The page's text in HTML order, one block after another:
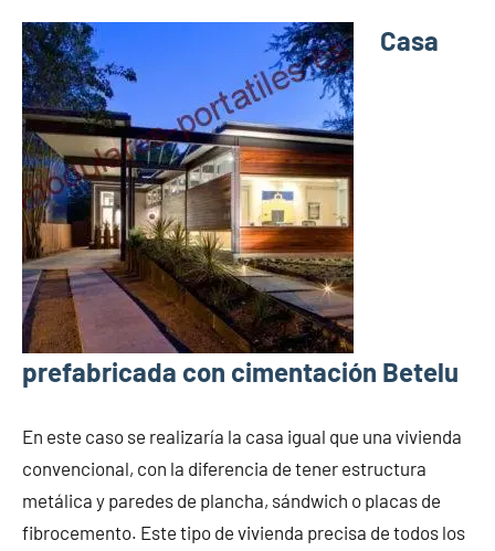
Casa
prefabricada con cimentación Betelu
En este caso se realizaría la casa igual que una vivienda
convencional, con la diferencia de tener estructura
metálica y paredes de plancha, sándwich o placas de
fibrocemento. Este tipo de vivienda precisa de todos los